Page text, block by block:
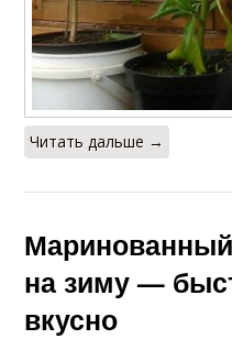
Читать дальше →
на зиму —
вкусно